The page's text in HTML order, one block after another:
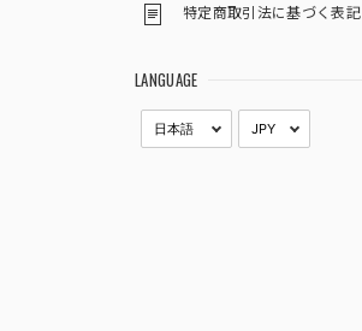
特定商取引法に基づく表記
LANGUAGE